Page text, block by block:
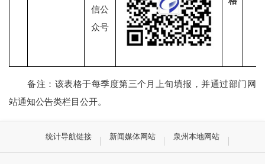
信公
众号
备注：该表格于每季度第三个月上旬填报，并通过部门网
站通知公告类栏目公开。
统计导航链接 新闻媒体网站 泉州本地网站